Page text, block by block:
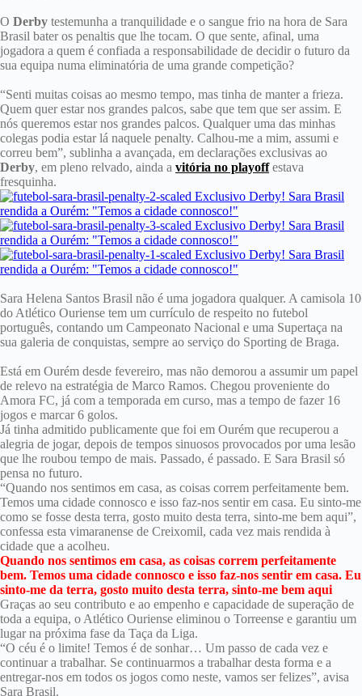
O Derby testemunha a tranquilidade e o sangue frio na hora de Sara
Brasil bater os penaltis que lhe tocam. O que sente, afinal, uma
jogadora a quem é confiada a responsabilidade de decidir o futuro da
sua equipa numa eliminatória de uma grande competição?
“Senti muitas coisas ao mesmo tempo, mas tinha de manter a frieza.
Quem quer estar nos grandes palcos, sabe que tem que ser assim. E
nós queremos estar nos grandes palcos. Qualquer uma das minhas
colegas podia estar lá naquele penalty. Calhou-me a mim, assumi e
correu bem”, sublinha a avançada, em declarações exclusivas ao
Derby, em pleno relvado, ainda a vitória no playoffestava
fresquinha.
Sara Helena Santos Brasil não é uma jogadora qualquer. A camisola 10
do Atlético Ouriense tem um currículo de respeito no futebol
português, contando um Campeonato Nacional e uma Supertaça na
sua galeria de conquistas, sempre ao serviço do Sporting de Braga.
Está em Ourém desde fevereiro, mas não demorou a assumir um papel
de relevo na estratégia de Marco Ramos. Chegou proveniente do
Amora FC, já com a temporada em curso, mas a tempo de fazer 16
jogos e marcar 6 golos.
Já tinha admitido publicamente que foi em Ourém que recuperou a
alegria de jogar, depois de tempos sinuosos provocados por uma lesão
que lhe roubou tempo de mais. Passado, é passado. E Sara Brasil só
pensa no futuro.
“Quando nos sentimos em casa, as coisas correm perfeitamente bem.
Temos uma cidade connosco e isso faz-nos sentir em casa. Eu sinto-me
como se fosse desta terra, gosto muito desta terra, sinto-me bem aqui”,
confessa esta vimaranense de Creixomil, cada vez mais rendida à
cidade que a acolheu.
Quando nos sentimos em casa, as coisas correm perfeitamente
bem. Temos uma cidade connosco e isso faz-nos sentir em casa. Eu
sinto-me da terra, gosto muito desta terra, sinto-me bem aqui
Graças ao seu contributo e ao empenho e capacidade de superação de
toda a equipa, o Atlético Ouriense eliminou o Torreense e garantiu um
lugar na próxima fase da Taça da Liga.
“O céu é o limite! Temos é de sonhar… Um passo de cada vez e
continuar a trabalhar. Se continuarmos a trabalhar desta forma e a
entregar-nos em todos os jogos como neste, vamos ser felizes”, avisa
Sara Brasil.